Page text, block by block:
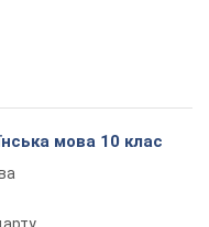
мова 10 клас